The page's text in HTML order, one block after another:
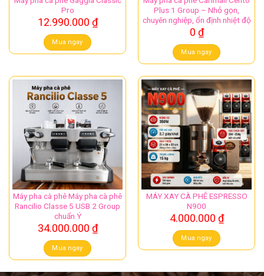
Pro
12.990.000 ₫
Mua ngay
Plus 1 Group – Nhỏ gọn,
chuyên nghiệp, ổn định nhiệt độ
0 ₫
Mua ngay
Máy pha cà phê Máy pha cà phê
Rancilio Classe 5 USB 2 Group
chuẩn Ý
34.000.000 ₫
Mua ngay
MÁY XAY CÀ PHÊ ESPRESSO
N900
4.000.000 ₫
Mua ngay